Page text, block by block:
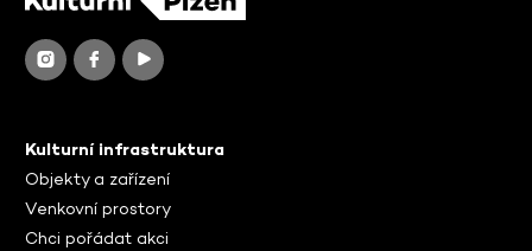
Kulturní infrastruktura
Objekty a zařízení
Venkovní prostory
Chci pořádat akci